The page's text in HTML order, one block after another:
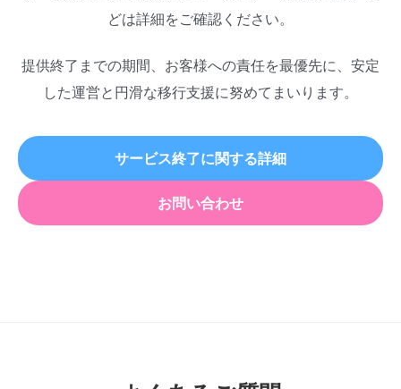
どは詳細をご確認ください。
提供終了までの期間、お客様への責任を最優先に、安定
した運営と円滑な移行支援に努めてまいります。
サービス終了に関する詳細
お問い合わせ